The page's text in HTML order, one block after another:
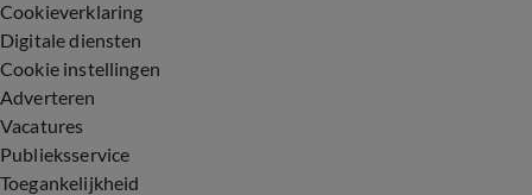
Cookieverklaring
Digitale diensten
Cookie instellingen
Adverteren
Vacatures
Publieksservice
Toegankelijkheid